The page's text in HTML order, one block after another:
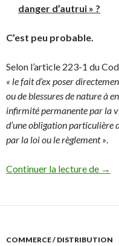
danger d’autrui » ?
C’est peu probable.
Selon l’article 223-1 du
« le fait d’ex poser
ou de blessures de nature à
infirmité permanente par la
d’une obligation particulière
par la loi ou le règlement ».
Continuer la lecture de →
COMMERCE / DISTRIBUTION